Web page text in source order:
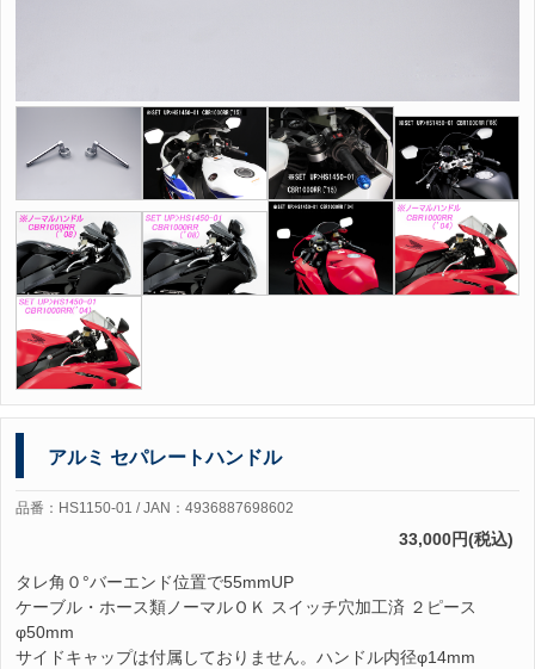
アルミ セパレートハンドル
品番：HS1150-01 / JAN：4936887698602
33,000円(税込)
タレ角０°バーエンド位置で55mmUP
ケーブル・ホース類ノーマルＯＫ スイッチ穴加工済 ２ピース
φ50mm
サイドキャップは付属しておりません。ハンドル内径φ14mm